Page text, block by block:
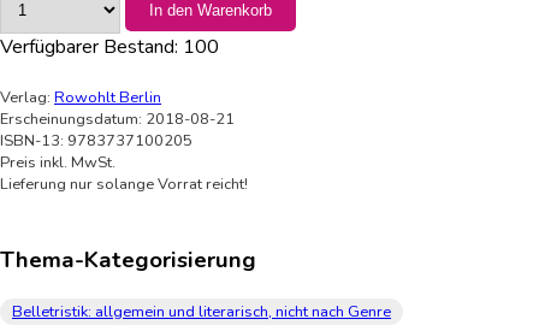
In den Warenkorb
Verfügbarer Bestand: 100
Verlag: Rowohlt Berlin
Erscheinungsdatum: 2018-08-21
ISBN-13: 9783737100205
Preis inkl. MwSt.
Lieferung nur solange Vorrat reicht!
Thema-Kategorisierung
Belletristik: allgemein und literarisch, nicht nach Genre